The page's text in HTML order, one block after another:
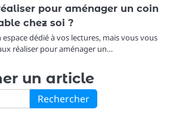
pour aménager un coin
chez soi ?
dédié à vos lectures, mais vous vous
réaliser pour aménager un…
un article